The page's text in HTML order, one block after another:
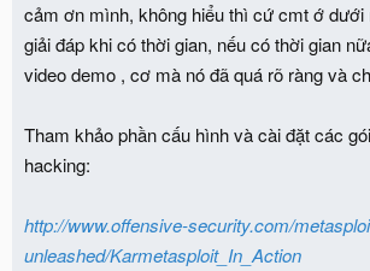
cảm ơn mình, không hiểu thì cứ cmt ớ
giải đáp khi có thời gian, nếu có thời gian
video demo , cơ mà nó đã quá rõ ràng và
Tham khảo phần cấu hình và cài đặt các
hacking:
http://www.offensive-security.com/
unleashed/Karmetasploit_In_Action